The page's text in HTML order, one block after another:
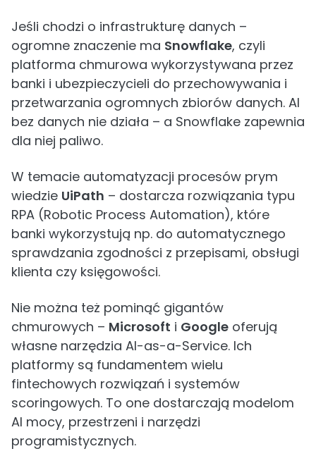
Jeśli chodzi o infrastrukturę danych –
ogromne znaczenie ma Snowflake, czyli
platforma chmurowa wykorzystywana przez
banki i ubezpieczycieli do przechowywania i
przetwarzania ogromnych zbiorów danych. AI
bez danych nie działa – a Snowflake zapewnia
dla niej paliwo.
W temacie automatyzacji procesów prym
wiedzie UiPath – dostarcza rozwiązania typu
RPA (Robotic Process Automation), które
banki wykorzystują np. do automatycznego
sprawdzania zgodności z przepisami, obsługi
klienta czy księgowości.
Nie można też pominąć gigantów
chmurowych – Microsoft i Google oferują
własne narzędzia AI-as-a-Service. Ich
platformy są fundamentem wielu
fintechowych rozwiązań i systemów
scoringowych. To one dostarczają modelom
AI mocy, przestrzeni i narzędzi
programistycznych.